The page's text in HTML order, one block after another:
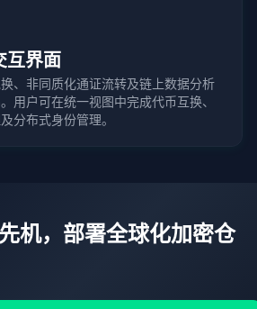
互界面
、非同质化通证流转及链上数据分析
用户可在统一视图中完成代币互换、
分布式身份管理。
机，部署全球化加密仓